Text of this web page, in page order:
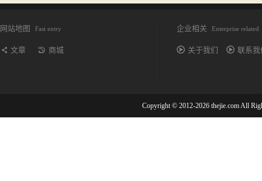
网站地图 Fast entry
文章 商城
企业相关 Enterprise related
关于我们 联系我
Copyright © 2012-2026 thejie.com All